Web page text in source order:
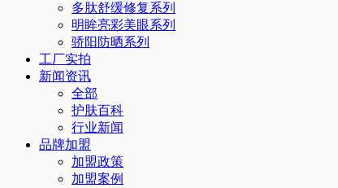
多肽舒缓修复系列
明眸亮彩美眼系列
骄阳防晒系列
工厂实拍
新闻资讯
全部
护肤百科
行业新闻
品牌加盟
加盟政策
加盟案例